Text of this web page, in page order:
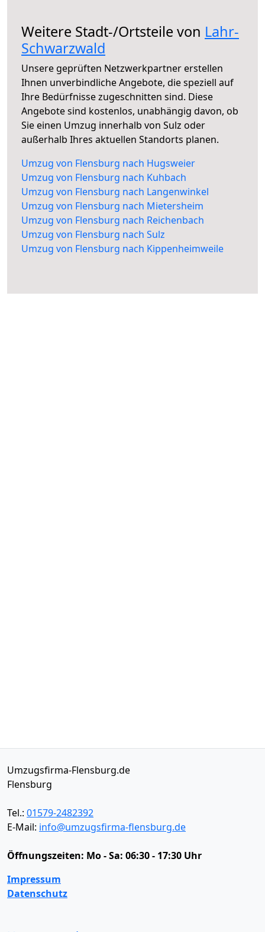
Weitere Stadt-/Ortsteile von Lahr-
Schwarzwald
Unsere geprüften Netzwerkpartner erstellen
Ihnen unverbindliche Angebote, die speziell auf
Ihre Bedürfnisse zugeschnitten sind. Diese
Angebote sind kostenlos, unabhängig davon, ob
Sie einen Umzug innerhalb von Sulz oder
außerhalb Ihres aktuellen Standorts planen.
Umzug von Flensburg nach Hugsweier
Umzug von Flensburg nach Kuhbach
Umzug von Flensburg nach Langenwinkel
Umzug von Flensburg nach Mietersheim
Umzug von Flensburg nach Reichenbach
Umzug von Flensburg nach Sulz
Umzug von Flensburg nach Kippenheimweile
Umzugsfirma-Flensburg.de
Flensburg
Tel.: 01579-2482392
E-Mail: info@umzugsfirma-flensburg.de
Öffnungszeiten: Mo - Sa: 06:30 - 17:30 Uhr
Impressum
Datenschutz